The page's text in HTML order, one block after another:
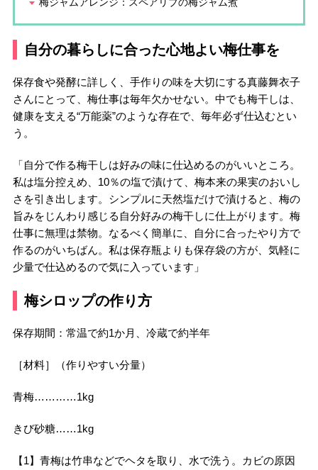
自分の暮らしに合った心地よい梅仕事を
保存食や発酵に詳しく、手作りの味を大切にする真藤舞衣子
さんにとって、梅仕事は毎年欠かせない。中でも梅干しは、
健康を支える“万能薬”のような存在で、毎年必ず仕込むとい
う。
「自分で作る梅干しは好みの味に仕込めるのがいいところ。
私は塩分控えめ、10％の塩で漬けて、梅本来の果実のおいし
さを引き出します。シンプルに天然塩だけで漬けると、梅の
旨みをじんわり感じる自分好みの梅干しに仕上がります。梅
仕事に無理は禁物。なるべく簡単に、自分に合ったやり方で
作るのがいちばん。私は保存瓶よりも保存袋の方が、気軽に
少量で仕込めるので気に入っています」
梅シロップの作り方
保存期間：常温で約1か月、冷蔵で約半年
［材料］（作りやすい分量）
青梅…………1kg
きび砂糖……1kg
【1】青梅は竹串などでヘタを取り、水で洗う。カビの原因